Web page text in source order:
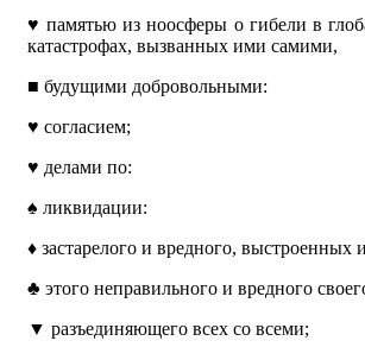
♥ памятью из ноосферы о гибели в
катастрофах, вызванных ими самими,
■ будущими добровольными:
♥ согласием;
♥ делами по:
♠ ликвидации:
♦ застарелого и вредного, выстроенных
♣ этого неправильного и вредного
▼ разъединяющего всех со всеми;